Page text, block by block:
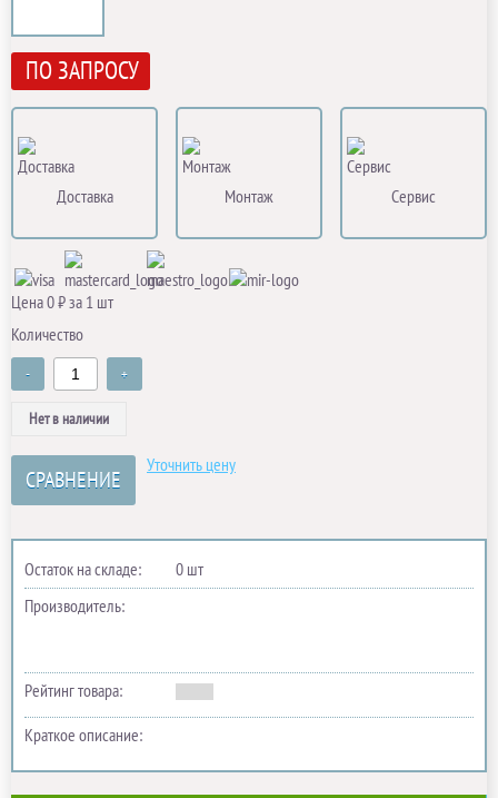
ПО ЗАПРОСУ
Доставка Монтаж Сервис
Цена 0 ₽ за 1 шт
Количество
- +
Нет в наличии
СРАВНЕНИЕ
Уточнить цену
Остаток на складе:
0 шт
Производитель:
Рейтинг товара:
Краткое описание: